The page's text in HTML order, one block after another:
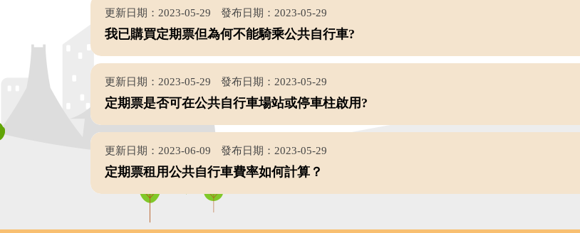
更新日期：2023-05-29 發布日期：2023-05-29
我已購買定期票但為何不能騎乘公共自行車?
更新日期：2023-05-29 發布日期：2023-05-29
定期票是否可在公共自行車場站或停車柱啟用?
更新日期：2023-06-09 發布日期：2023-05-29
定期票租用公共自行車費率如何計算？